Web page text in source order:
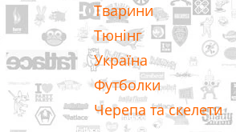
Тварини
Тюнінг
Україна
Футболки
Черепа та скелети